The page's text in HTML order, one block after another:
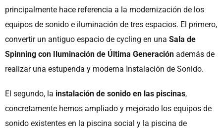
principalmente hace referencia a la modernización de los
equipos de sonido e iluminación de tres espacios. El primero,
convertir un antiguo espacio de cycling en una Sala de
Spinning con Iluminación de Última Generación además de
realizar una estupenda y moderna Instalación de Sonido.
El segundo, la instalación de sonido en las piscinas,
concretamente hemos ampliado y mejorado los equipos de
sonido existentes en la piscina social y la piscina de